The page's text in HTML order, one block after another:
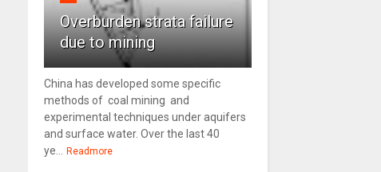
Overburden strata failure
due to mining
China has developed some specific
methods of coal mining and
experimental techniques under aquifers
and surface water. Over the last 40
ye...
Readmore